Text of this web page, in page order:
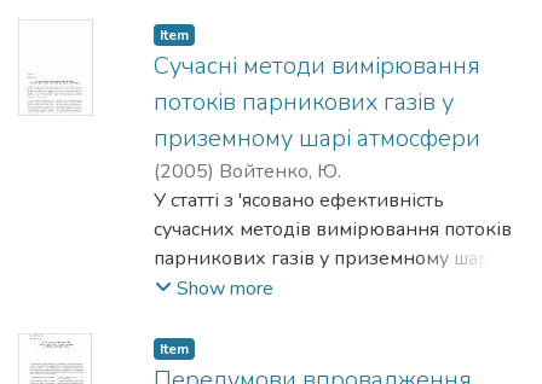
Item
Сучасні методи вимірювання
потоків парникових газів у
приземному шарі атмосфери
(2005) Войтенко, Ю.
У статті з 'ясовано ефективність
сучасних методів вимірювання потоків
парникових газів у приземному шарі
тмосфери на прикладі торф 'яників
польових досліджень та великої
кількості зібраних даних доведено
Show more
Item